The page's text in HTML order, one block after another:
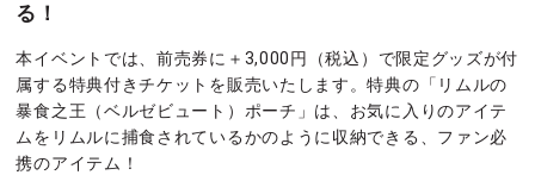
る！
本イベントでは、前売券に＋3,000円（税込）で限定グッズが付
属する特典付きチケットを販売いたします。特典の「リムルの
暴食之王（ベルゼビュート）ポーチ」は、お気に入りのアイテ
ムをリムルに捕食されているかのように収納できる、ファン必
携のアイテム！